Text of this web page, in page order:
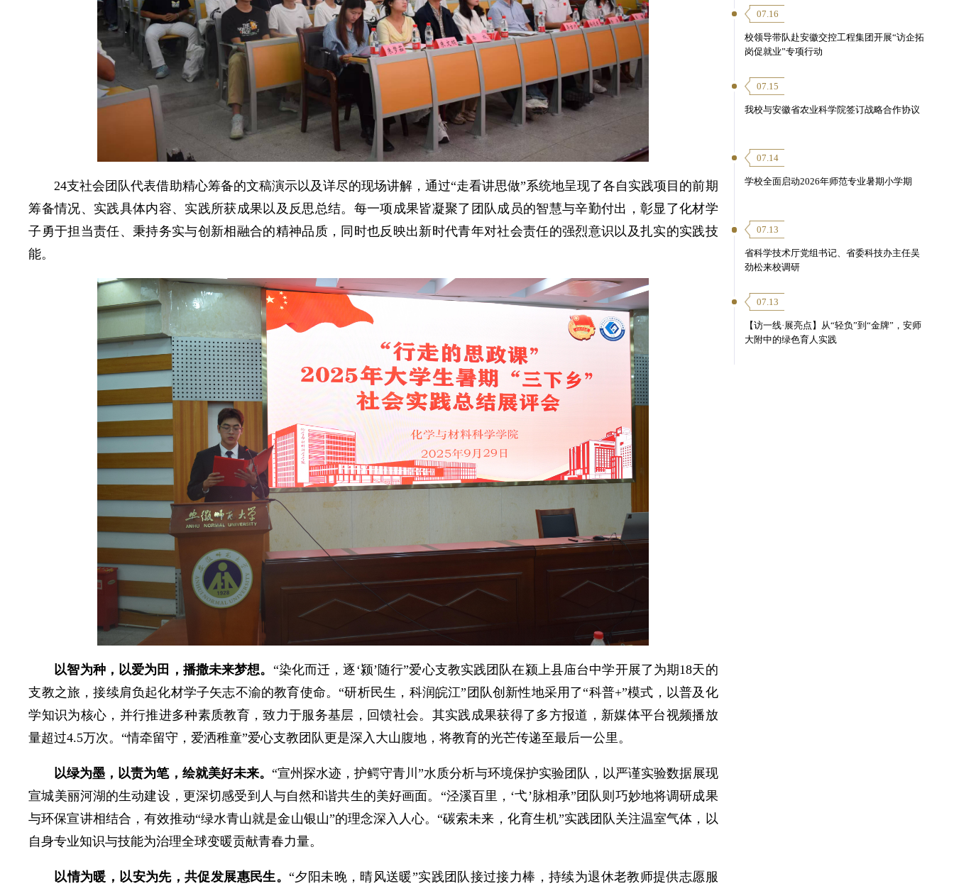
24支社会团队代表借助精心筹备的文稿演示以及详尽的现场讲解，通过“走看讲思做”系统地呈现了各自实践项目的前期
筹备情况、实践具体内容、实践所获成果以及反思总结。每一项成果皆凝聚了团队成员的智慧与辛勤付出，彰显了化材学
子勇于担当责任、秉持务实与创新相融合的精神品质，同时也反映出新时代青年对社会责任的强烈意识以及扎实的实践技
能。
以智为种，以爱为田，播撒未来梦想。 “染化而迁，逐‘颍’随行”爱心支教实践团队在颍上县庙台中学开展了为期18天的
支教之旅，接续肩负起化材学子矢志不渝的教育使命。“研析民生，科润皖江”团队创新性地采用了“科普+”模式，以普及化
学知识为核心，并行推进多种素质教育，致力于服务基层，回馈社会。其实践成果获得了多方报道，新媒体平台视频播放
量超过4.5万次。“情牵留守，爱洒稚童”爱心支教团队更是深入大山腹地，将教育的光芒传递至最后一公里。
以绿为墨，以责为笔，绘就美好未来。 “宣州探水迹，护鳄守青川”水质分析与环境保护实验团队，以严谨实验数据展现
宣城美丽河湖的生动建设，更深切感受到人与自然和谐共生的美好画面。“泾溪百里，‘弋’脉相承”团队则巧妙地将调研成果
与环保宣讲相结合，有效推动“绿水青山就是金山银山”的理念深入人心。“碳索未来，化育生机”实践团队关注温室气体，以
自身专业知识与技能为治理全球变暖贡献青春力量。
以情为暖，以安为先，共促发展惠民生。“夕阳未晚，晴风送暖”实践团队接过接力棒，持续为退休老教师提供志愿服
07.16
校领导带队赴安徽交控工程集团开展“访企拓
岗促就业”专项行动
07.15
我校与安徽省农业科学院签订战略合作协议
07.14
学校全面启动2026年师范专业暑期小学期
07.13
省科学技术厅党组书记、省委科技办主任吴
劲松来校调研
07.13
【访一线·展亮点】从“轻负”到“金牌”，安师
大附中的绿色育人实践